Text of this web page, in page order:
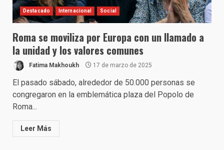
Destacado Internacional Social
Roma se moviliza por Europa con un llamado a
la unidad y los valores comunes
Fatima Makhoukh 17 de marzo de 2025
El pasado sábado, alrededor de 50.000 personas se
congregaron en la emblemática plaza del Popolo de
Roma...
Leer Más